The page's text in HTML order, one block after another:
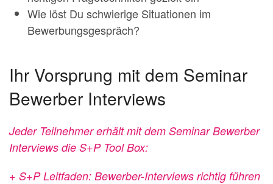
Wie löst Du schwierige Situationen im
Bewerbungsgespräch?
Ihr Vorsprung mit dem Seminar
Bewerber Interviews
Jeder Teilnehmer erhält mit dem Seminar Bewerber
Interviews die S+P Tool Box:
+ S+P Leitfaden: Bewerber-Interviews richtig führen